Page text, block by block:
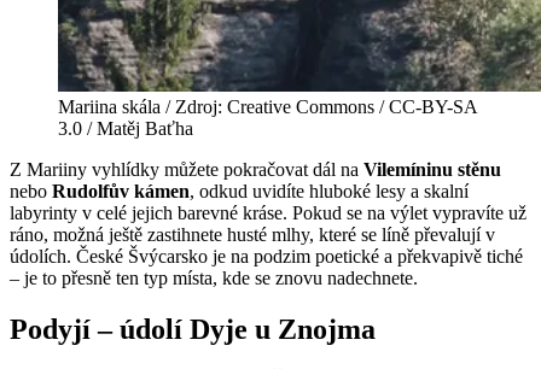
Mariina skála / Zdroj: Creative Commons / CC-BY-SA
3.0 / Matěj Baťha
Z Mariiny vyhlídky můžete pokračovat dál na Vilemíninu stěnu
nebo Rudolfův kámen, odkud uvidíte hluboké lesy a skalní
labyrinty v celé jejich barevné kráse. Pokud se na výlet vypravíte už
ráno, možná ještě zastihnete husté mlhy, které se líně převalují v
údolích. České Švýcarsko je na podzim poetické a překvapivě tiché
– je to přesně ten typ místa, kde se znovu nadechnete.
Podyjí – údolí Dyje u Znojma